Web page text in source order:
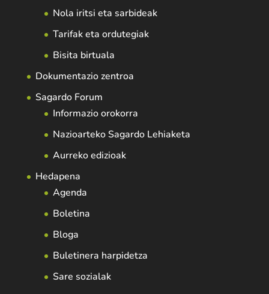
Nola iritsi eta sarbideak
Tarifak eta ordutegiak
Bisita birtuala
Dokumentazio zentroa
Sagardo Forum
Informazio orokorra
Nazioarteko Sagardo Lehiaketa
Aurreko edizioak
Hedapena
Agenda
Boletina
Bloga
Buletinera harpidetza
Sare sozialak